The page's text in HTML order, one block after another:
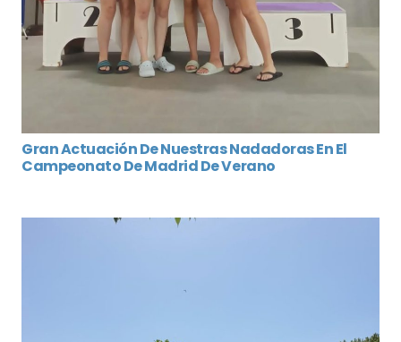
Gran Actuación De Nuestras Nadadoras En El
Campeonato De Madrid De Verano